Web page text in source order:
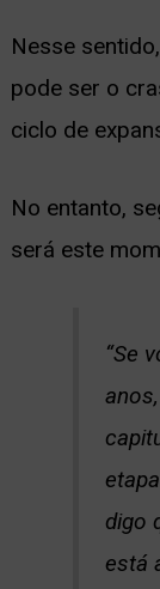
Nesse
pode ser o
ciclo de
No entanto,
será este
“Se
digo
está